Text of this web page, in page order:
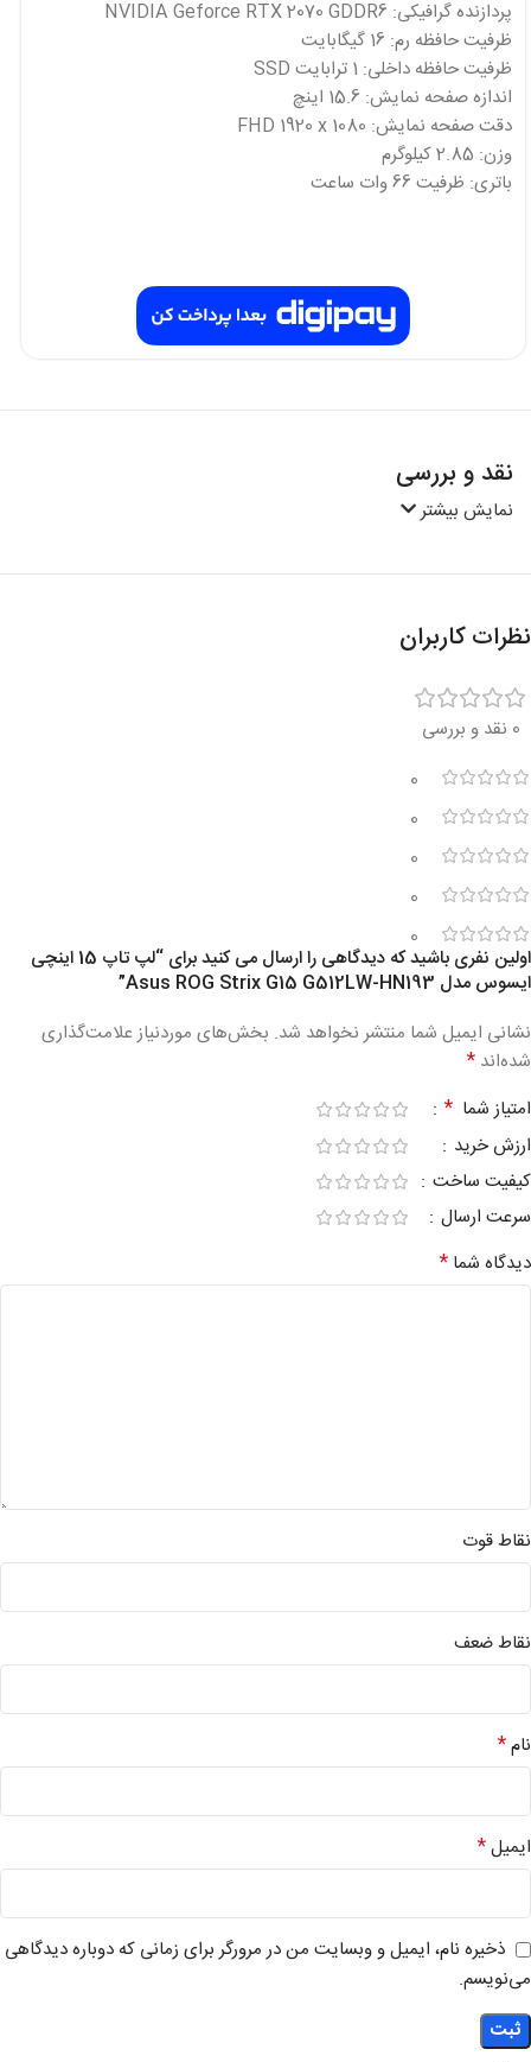
پردازنده گرافیکی: NVIDIA Geforce RTX 2070 GDDR6
ظرفیت حافظه رم: 16 گیگابایت
ظرفیت حافظه داخلی: 1 ترابایت SSD
اندازه صفحه نمایش: 15.6 اینچ
دقت صفحه نمایش: FHD 1920 x 1080
وزن: 2.85 کیلوگرم
باتری: ظرفیت 66 وات ساعت
نقد و بررسی
نمایش بیشتر
نظرات کاربران
0 نقد و بررسی
0
0
0
0
0
اولین نفری باشید که دیدگاهی را ارسال می کنید برای “لپ تاپ 15 اینچی
ایسوس مدل Asus ROG Strix G15 G512LW-HN193”
نشانی ایمیل شما منتشر نخواهد شد. بخش‌های موردنیاز علامت‌گذاری
شده‌اند *
امتیاز شما *
ارزش خرید
کیفیت ساخت
سرعت ارسال
دیدگاه شما *
نقاط قوت
نقاط ضعف
نام*
ایمیل*
ذخیره نام، ایمیل و وبسایت من در مرورگر برای زمانی که دوباره دیدگاهی
می‌نویسم.